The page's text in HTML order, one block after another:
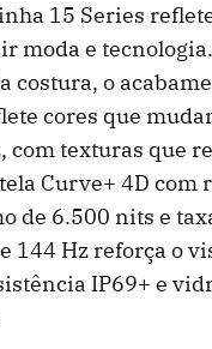
15 Series
moda e
costura, o
cores que
com texturas que
Curve+ 4D com
de 6.500 nits e
144 Hz reforça o
IP69+ e